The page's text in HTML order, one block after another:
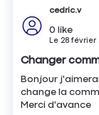
cedric.v
0 like
Le 28 février
Changer
Bonjour
change la
Merci d'avance